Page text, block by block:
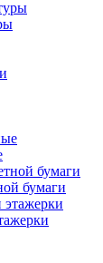
бумаги